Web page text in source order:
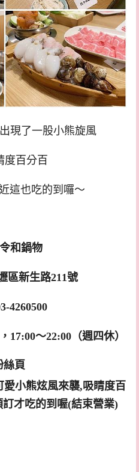
現了一股小熊旋風
度百分百
這也吃的到囉～
和鍋物
區新生路211號
4260500
17:00～22:00（週四休）
絲頁